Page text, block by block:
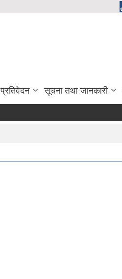
प्रतिवेदन सूचना तथा जानकारी